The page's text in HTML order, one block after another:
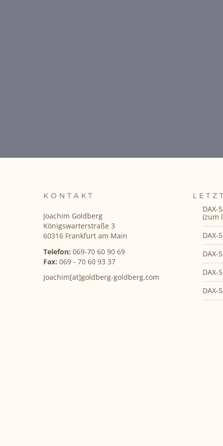
KONTAKT
Joachim Goldberg
Königswarterstraße 3
60316 Frankfurt am Main
Telefon: 069-70 60 90 69
Fax: 069 - 70 60 93 37
Joachim[at]goldberg-goldberg.com
DAX-
(zum
DAX-
DAX-
DAX-
DAX-